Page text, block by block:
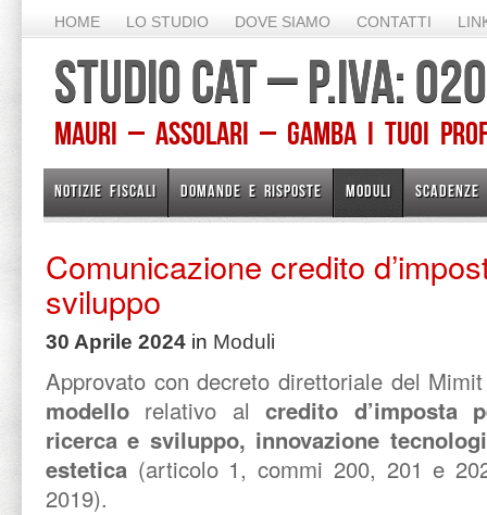
HOME LO STUDIO DOVE SIAMO CONTATTI
STUDIO CAT – P.IVA:
Mauri – Assolari – Gamba I TUOI
NOTIZIE FISCALI DOMANDE E RISPOSTE MODULI SCADENZE
Comunicazione credito
sviluppo
30 Aprile 2024 in Moduli
Approvato con decreto direttoriale del
modello relativo alcredito d’imposta
ricerca e sviluppo, innovazione
estetica (articolo 1, commi 200, 201 e
2019).